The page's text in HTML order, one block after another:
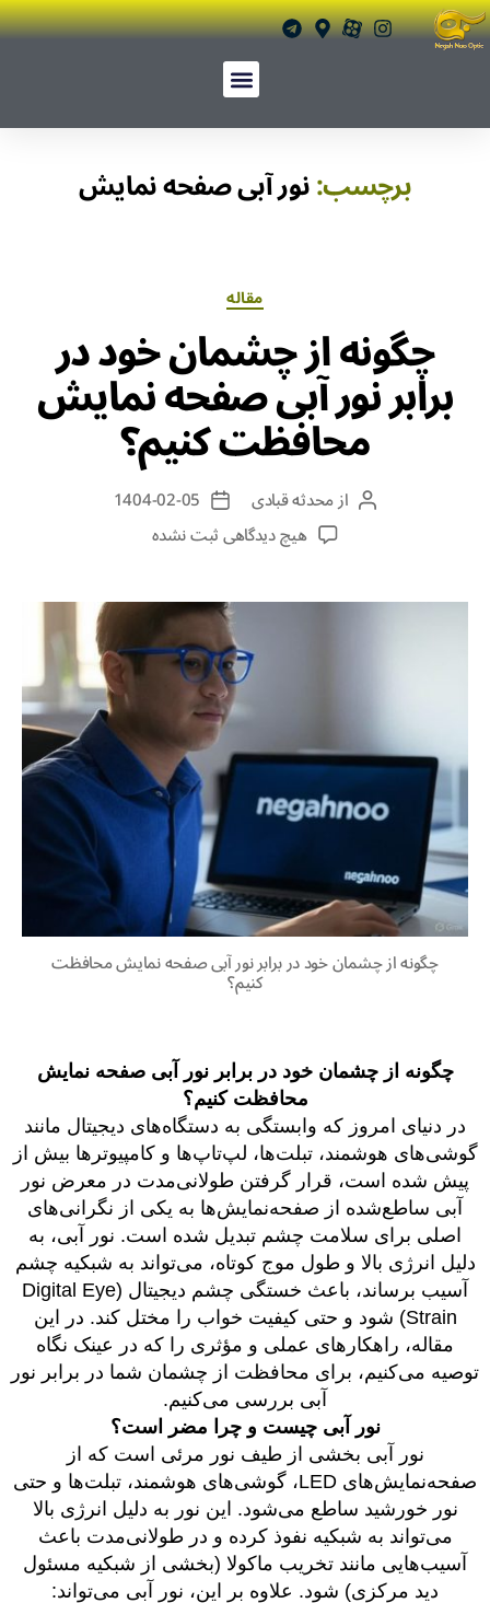
برچسب:نور آبی صفحه نمایش
مقاله
چگونه از چشمان خود در
برابر نور آبی صفحه نمایش
محافظت کنیم؟
ازمحدثه قبادی
1404-02-05
هیچ دیدگاهیثبت نشده
چگونه از چشمان خود در برابر نور آبی صفحه نمایش محافظت
کنیم؟
چگونه از چشمان خود در برابر نور آبی صفحه نمایش
محافظت کنیم؟
در دنیای امروز که وابستگی به دستگاه‌های دیجیتال مانند
گوشی‌های هوشمند، تبلت‌ها، لپ‌تاپ‌ها و کامپیوترها بیش از
پیش شده است، قرار گرفتن طولانی‌مدت در معرض نور
آبی ساطع‌شده از صفحه‌نمایش‌ها به یکی از نگرانی‌های
اصلی برای سلامت چشم تبدیل شده است. نور آبی، به
دلیل انرژی بالا و طول موج کوتاه، می‌تواند به شبکیه چشم
آسیب برساند، باعث خستگی چشم دیجیتال (Digital Eye
Strain) شود و حتی کیفیت خواب را مختل کند. در این
مقاله، راهکارهای عملی و مؤثری را که در عینک نگاه
توصیه می‌کنیم، برای محافظت از چشمان شما در برابر نور
آبی بررسی می‌کنیم.
نور آبی چیست و چرا مضر است؟
نور آبی بخشی از طیف نور مرئی است که از
صفحه‌نمایش‌های LED، گوشی‌های هوشمند، تبلت‌ها و حتی
نور خورشید ساطع می‌شود. این نور به دلیل انرژی بالا
می‌تواند به شبکیه نفوذ کرده و در طولانی‌مدت باعث
آسیب‌هایی مانند تخریب ماکولا (بخشی از شبکیه مسئول
دید مرکزی) شود. علاوه بر این، نور آبی می‌تواند: